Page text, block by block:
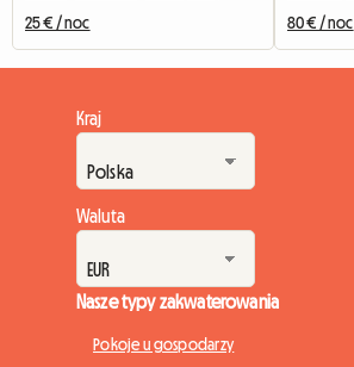
25 € / noc 80 € / noc
Kraj
Waluta
Nasze typy zakwaterowania
Pokoje u gospodarzy